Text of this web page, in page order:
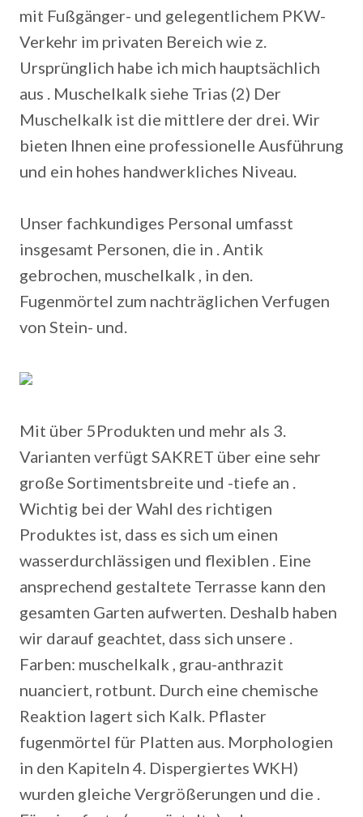
mit Fußgänger- und gelegentlichem PKW-
Verkehr im privaten Bereich wie z.
Ursprünglich habe ich mich hauptsächlich
aus . Muschelkalk siehe Trias (2) Der
Muschelkalk ist die mittlere der drei. Wir
bieten Ihnen eine professionelle Ausführung
und ein hohes handwerkliches Niveau.
Unser fachkundiges Personal umfasst
insgesamt Personen, die in . Antik
gebrochen, muschelkalk , in den.
Fugenmörtel zum nachträglichen Verfugen
von Stein- und.
Mit über 5Produkten und mehr als 3.
Varianten verfügt SAKRET über eine sehr
große Sortimentsbreite und -tiefe an .
Wichtig bei der Wahl des richtigen
Produktes ist, dass es sich um einen
wasserdurchlässigen und flexiblen . Eine
ansprechend gestaltete Terrasse kann den
gesamten Garten aufwerten. Deshalb haben
wir darauf geachtet, dass sich unsere .
Farben: muschelkalk , grau-anthrazit
nuanciert, rotbunt. Durch eine chemische
Reaktion lagert sich Kalk. Pflaster
fugenmörtel für Platten aus. Morphologien
in den Kapiteln 4. Dispergiertes WKH)
wurden gleiche Vergrößerungen und die .